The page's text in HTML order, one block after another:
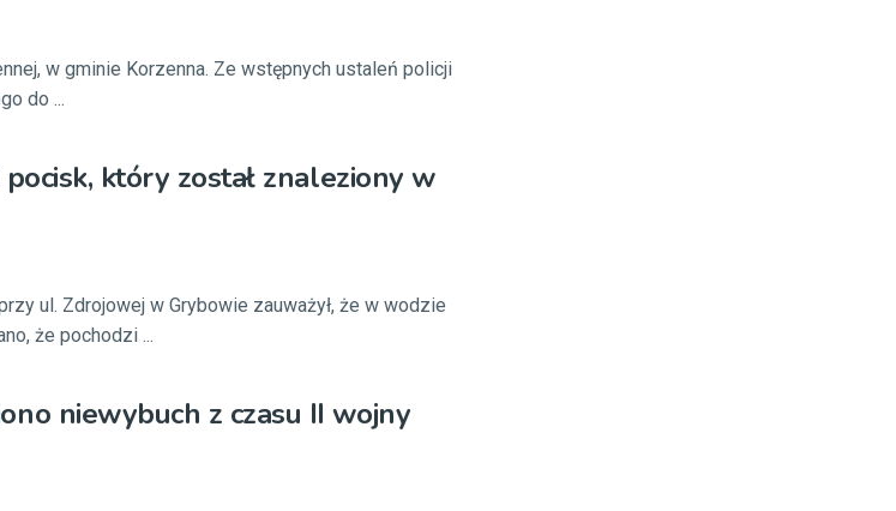
w gminie Korzenna. Ze wstępnych ustaleń policji
do ...
który został znaleziony w
ul. Zdrojowej w Grybowie zauważył, że w wodzie
że pochodzi ...
niewybuch z czasu II wojny